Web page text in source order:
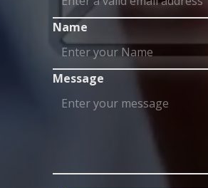
Name
Message